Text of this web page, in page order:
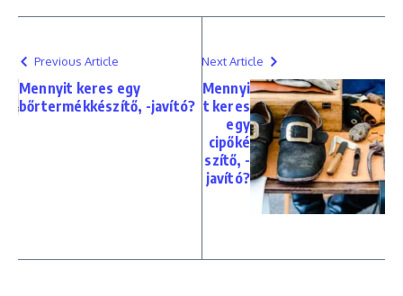
Previous Article
Mennyit keres egy
bőrtermékkészítő, -javító?
Next Article
Mennyi
t keres
egy
cipőké
szítő, -
javító?